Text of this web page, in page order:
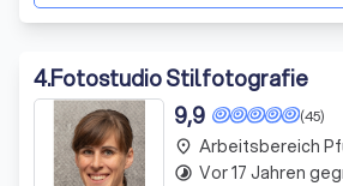
4.Fotostudio Stilfotografie
(45)
9,9
place Arbeitsbereich
timelapse Vor 17 Jahren